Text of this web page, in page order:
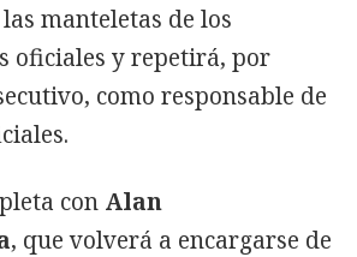
manteletas de los
oficiales y repetirá, por
como responsable de
con Alan
, que volverá a encargarse de